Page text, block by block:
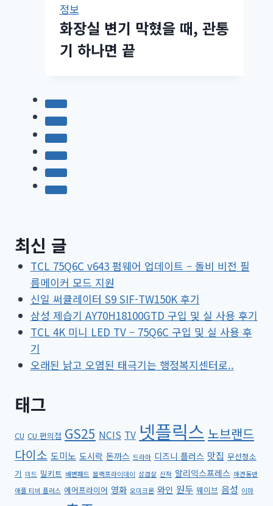
정보
화장실 변기 막혔을 때, 관통
기 하나면 끝
최신 글
TCL 75Q6C v643 펌웨어 업데이트 – 돌비 비전 필
름메이커 모드 지원
신일 써큘레이터 S9 SIF-TW150K 후기
삼성 제습기 AY70H18100GTD 구입 및 실 사용 후기
TCL 4K 미니 LED TV – 75Q6C 구입 및 실 사용 후
기
오래된 낡고 오염된 태극기는 행정복지센터로..
태그
CU CU 편의점 GS25 NCIS TV 넷플릭스 노브랜드
다이소 도미노 도시락 돈까스 드라마 디즈니 플러스 맛집 무선청소
기 미드 밀키트 배변패드 블랙프라이데이 삼겹살 신작 알리익스프레스 애견동반
애플 티비 플러스 에어프라이어 영화 오미크론 와인 원두 웨이브 음성 이마